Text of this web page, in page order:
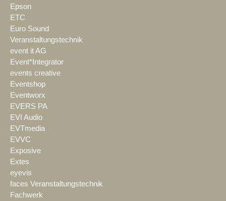
Epson
ETC
Euro Sound
Veranstaltungstechnik
event it AG
Event*Integrator
events creative
Eventshop
Eventworx
EVERS PA
EVI Audio
EVTmedia
EVVC
Exposive
Extes
eyevis
faces Veranstaltungstechnik
Fachwerk